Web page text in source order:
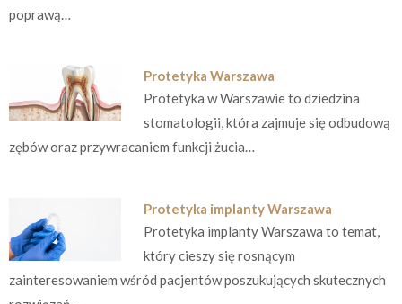
poprawą…
Protetyka Warszawa
Protetyka w Warszawie to dziedzina
stomatologii, która zajmuje się odbudową
zębów oraz przywracaniem funkcji żucia…
Protetyka implanty Warszawa
Protetyka implanty Warszawa to temat,
który cieszy się rosnącym
zainteresowaniem wśród pacjentów poszukujących skutecznych